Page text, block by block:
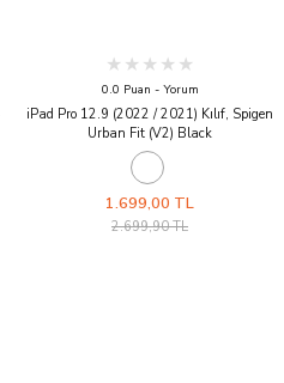
0.0 Puan - Yorum
iPad Pro 12.9 (2022 / 2021) Kılıf, Spigen
Urban Fit (V2) Black
1.699,00 TL
2.699,90 TL